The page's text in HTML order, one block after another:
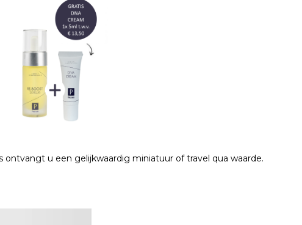
u een gelijkwaardig miniatuur of travel qua waarde.